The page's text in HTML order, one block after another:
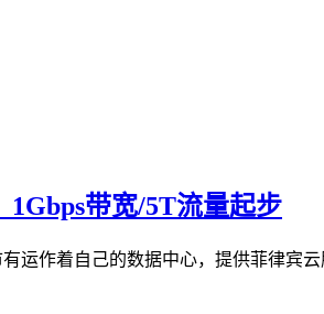
1Gbps带宽/5T流量起步
作着自己的数据中心，提供菲律宾